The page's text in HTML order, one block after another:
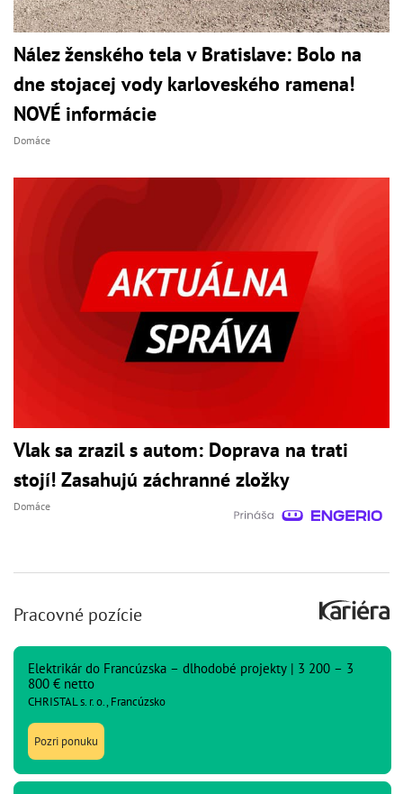
Nález ženského tela v Bratislave: Bolo na
dne stojacej vody karloveského ramena!
NOVÉ informácie
Domáce
Vlak sa zrazil s autom: Doprava na trati
stojí! Zasahujú záchranné zložky
Domáce
Pracovné pozície
Elektrikár do Francúzska – dlhodobé projekty | 3 200 – 3
800 € netto
CHRISTAL s. r. o., Francúzsko
Pozri ponuku